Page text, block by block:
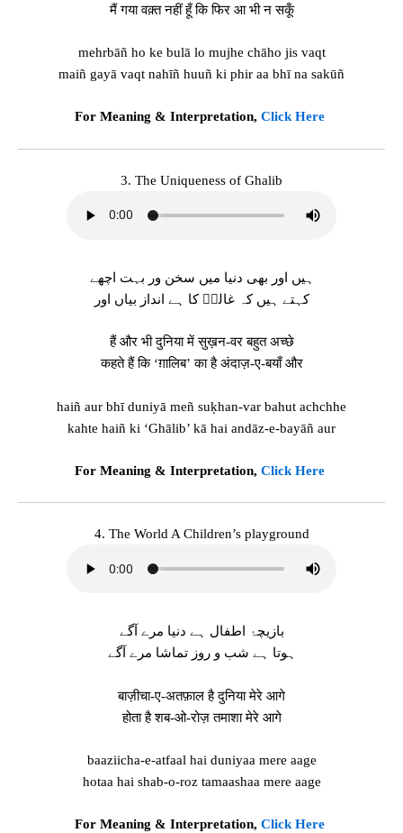
मैं गया वक़्त नहीं हूँ कि फिर आ भी न सकूँ
mehrbāñ ho ke bulā lo mujhe chāho jis vaqt
maiñ gayā vaqt nahīñ huuñ ki phir aa bhī na sakūñ
For Meaning & Interpretation, Click Here
3. The Uniqueness of Ghalib
ہیں اور بھی دنیا میں سخن ور بہت اچھے
کہتے ہیں کہ غالبؔ کا ہے انداز بیاں اور
हैं और भी दुनिया में सुख़न-वर बहुत अच्छे
कहते हैं कि ‘ग़ालिब’ का है अंदाज़-ए-बयाँ और
haiñ aur bhī duniyā meñ suḳhan-var bahut achchhe
kahte haiñ ki ‘Ghālib’ kā hai andāz-e-bayāñ aur
For Meaning & Interpretation, Click Here
4. The World A Children’s playground
بازیچۂ اطفال ہے دنیا مرے آگے
ہوتا ہے شب و روز تماشا مرے آگے
बाज़ीचा-ए-अतफ़ाल है दुनिया मेरे आगे
होता है शब-ओ-रोज़ तमाशा मेरे आगे
baaziicha-e-atfaal hai duniyaa mere aage
hotaa hai shab-o-roz tamaashaa mere aage
For Meaning & Interpretation, Click Here